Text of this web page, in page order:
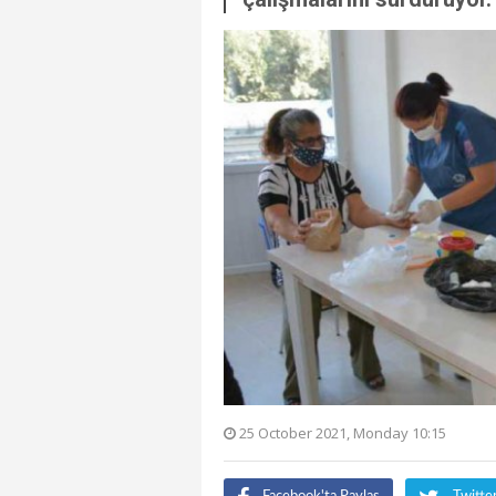
25 October 2021, Monday 10:15